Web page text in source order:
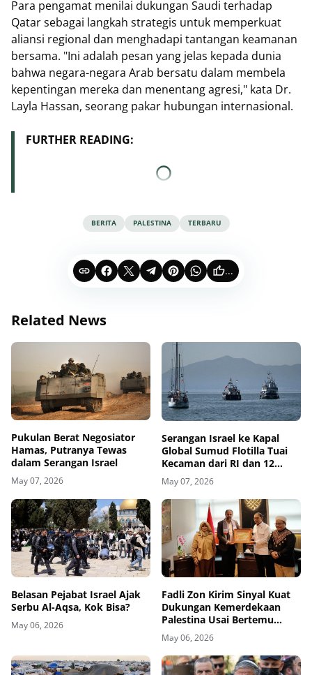
Para pengamat menilai dukungan Saudi terhadap
Qatar sebagai langkah strategis untuk memperkuat
aliansi regional dan menghadapi tantangan keamanan
bersama. "Ini adalah pesan yang jelas kepada dunia
bahwa negara-negara Arab bersatu dalam membela
kepentingan mereka dan menentang agresi," kata Dr.
Layla Hassan, seorang pakar hubungan internasional.
FURTHER READING:
BERITA PALESTINA TERBARU
...
Related News
Pukulan Berat Negosiator
Hamas, Putranya Tewas
dalam Serangan Israel
May 07, 2026
Serangan Israel ke Kapal
Global Sumud Flotilla Tuai
Kecaman dari RI dan 12
Negara
May 07, 2026
Belasan Pejabat Israel Ajak
Serbu Al-Aqsa, Kok Bisa?
May 06, 2026
Fadli Zon Kirim Sinyal Kuat
Dukungan Kemerdekaan
Palestina Usai Bertemu
Delegasi di Kemenbud
May 06, 2026